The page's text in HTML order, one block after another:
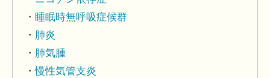
睡眠時無呼吸症候群
肺炎
肺気腫
慢性気管支炎